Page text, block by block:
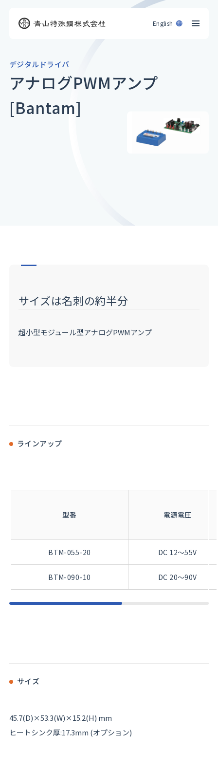
English
デジタルドライバ
アナログPWMアンプ
[Bantam]
サイズは名刺の約半分
超小型モジュール型アナログPWMアンプ
ラインアップ
型番 電源電圧
BTM-055-20 DC 12～55V
BTM-090-10 DC 20～90V
サイズ
45.7(D)×53.3(W)×15.2(H) mm
ヒートシンク厚:17.3mm (オプション)